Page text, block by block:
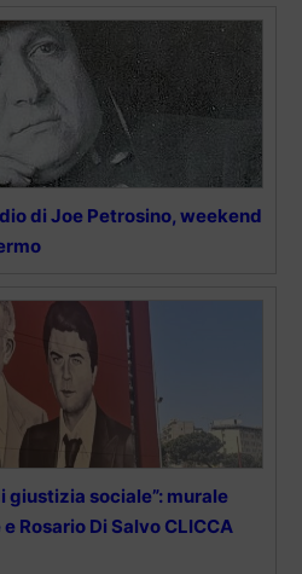
di Joe Petrosino, weekend
giustizia sociale”: murale
Rosario Di Salvo CLICCA